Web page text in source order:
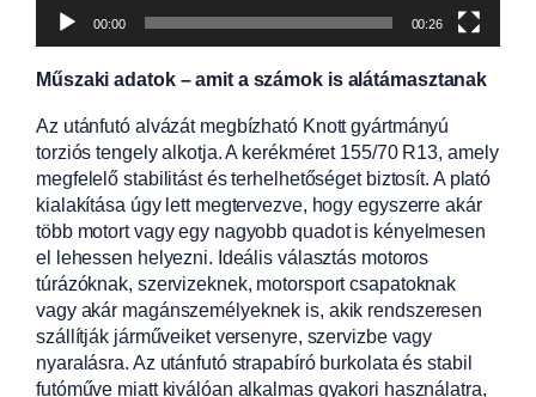
00:00 00:26
Műszaki adatok – amit a számok is alátámasztanak
Az utánfutó alvázát megbízható Knott gyártmányú
torziós tengely alkotja. A kerékméret 155/70 R13, amely
megfelelő stabilitást és terhelhetőséget biztosít. A plató
kialakítása úgy lett megtervezve, hogy egyszerre akár
több motort vagy egy nagyobb quadot is kényelmesen
el lehessen helyezni. Ideális választás motoros
túrázóknak, szervizeknek, motorsport csapatoknak
vagy akár magánszemélyeknek is, akik rendszeresen
szállítják járműveiket versenyre, szervizbe vagy
nyaralásra. Az utánfutó strapabíró burkolata és stabil
futóműve miatt kiválóan alkalmas gyakori használatra,